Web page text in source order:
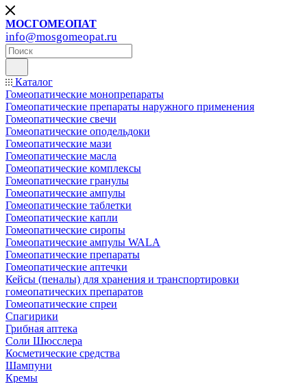
МОСГОМЕОПАТ
info@mosgomeopat.ru
Каталог
Гомеопатические монопрепараты
Гомеопатические препараты наружного применения
Гомеопатические свечи
Гомеопатические оподельдоки
Гомеопатические мази
Гомеопатические масла
Гомеопатические комплексы
Гомеопатические гранулы
Гомеопатические ампулы
Гомеопатические таблетки
Гомеопатические капли
Гомеопатические сиропы
Гомеопатические ампулы WALA
Гомеопатические препараты
Гомеопатические аптечки
Кейсы (пеналы) для хранения и транспортировки
гомеопатических препаратов
Гомеопатические спреи
Спагирики
Грибная аптека
Соли Шюсслера
Косметические средства
Шампуни
Кремы